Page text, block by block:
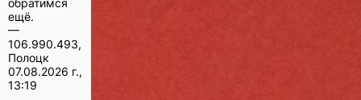
ещё.
—
106.990.493,
Полоцк
07.08.2026 г.,
13:19